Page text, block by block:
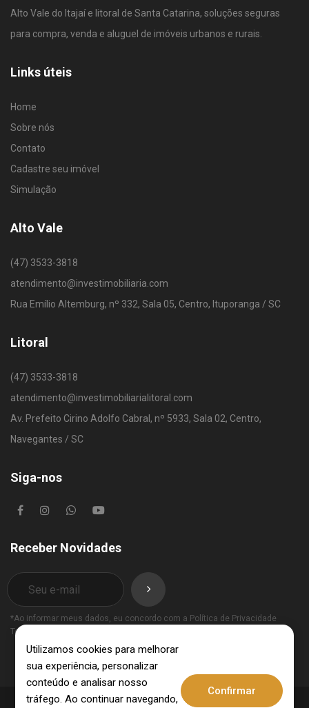
Alto Vale do Itajaí e litoral de Santa Catarina, soluções seguras
para compra, venda e aluguel de imóveis urbanos e rurais.
Links úteis
Home
Sobre nós
Contato
Cadastre seu imóvel
Simulação
Alto Vale
(47) 3533-3818
atendimento@investimobiliaria.com
Rua Emílio Altemburg, nº 332, Sala 05, Centro, Ituporanga / SC
Litoral
(47) 3533-3818
atendimento@investimobiliarialitoral.com
Av. Prefeito Cirino Adolfo Cabral, nº 5933, Sala 02, Centro,
Navegantes / SC
Siga-nos
Receber Novidades
*Ao informar meus dados, eu concordo com a Política de Privacidade
Termos de Uso
Utilizamos cookies para melhorar
sua experiência, personalizar
conteúdo e analisar nosso
tráfego. Ao continuar navegando,
Confirmar